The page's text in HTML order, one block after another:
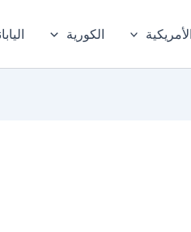
الأمريكية الكورية